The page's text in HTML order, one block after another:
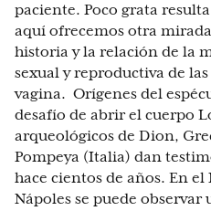
paciente. Poco grata
aquí ofrecemos otra
historia y la relación de la
sexual y reproductiva de
vagina. Orígenes del
desafío de abrir el cuerpo
arqueológicos de Dion,
Pompeya (Italia) dan
hace cientos de años. En
Nápoles se puede